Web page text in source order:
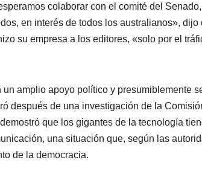
colaborar con el comité del
en interés de todos los australianos»,
su empresa a los editores, «solo por el
amplio apoyo político y presumiblemente
después de una investigación de la
que los gigantes de la tecnología
una situación que, según las
de la democracia.